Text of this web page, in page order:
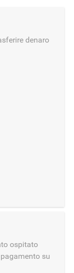
denaro
ospitato
su